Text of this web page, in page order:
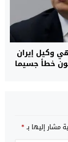
وكيل إيران
خطأ جسيما
مشار إليها بـ*